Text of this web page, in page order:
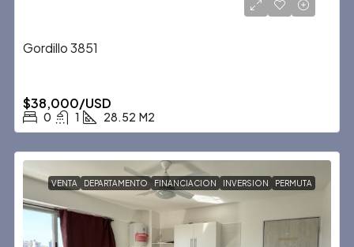
Gordillo 3851
$38,000/USD
0 1 28.52 M2
VENTA DEPARTAMENTO FINANCIACION INVERSION PERMUTA